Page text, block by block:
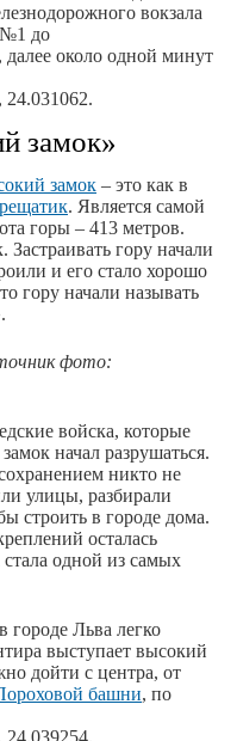
вокзала
№1 до
около одной минут
24.031062.
замок»
замок – это как в
. Является самой
горы – 413 метров.
гору начали
и его стало хорошо
гору начали называть
фото:
войска, которые
начал разрушаться.
никто не
улицы, разбирали
строить в городе дома.
осталась
одной из самых
городе Льва легко
выступает высокий
дойти с центра, от
башни, по
24.039254.